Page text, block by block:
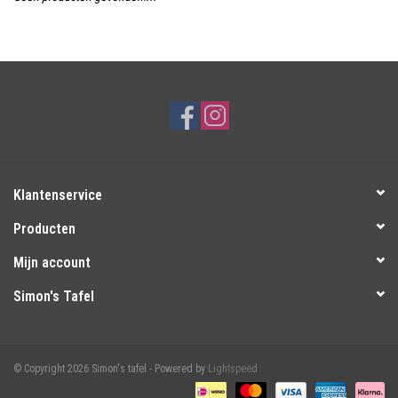
Cadeaubonnen
Klantenservice
Producten
Mijn account
Simon's Tafel
© Copyright 2026 Simon's tafel - Powered by Lightspeed